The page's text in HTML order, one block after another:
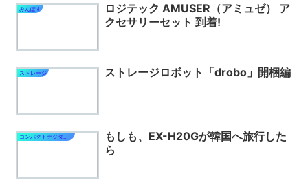
みんぽす
ロジテック AMUSER（アミュゼ） ア
クセサリーセット 到着!
ストレージ ストレージロボット「drobo」開梱編
もしも、EX-H20Gが韓国へ旅行した
ら